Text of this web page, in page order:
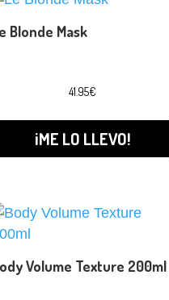
Blonde Mask
41.95€
¡ME LO LLEVO!
Volume Texture 200ml